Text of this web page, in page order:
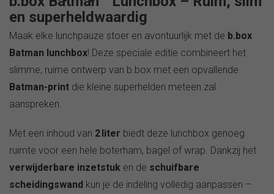
en superheldwaardig
Maak elke lunchpauze stoer en avontuurlijk met de b.box
Batman lunchbox! Deze speciale editie combineert het
slimme, ruime ontwerp van b.box met een opvallende
Batman-print die kleine superhelden meteen zal
aanspreken.
Met een inhoud van 2 liter biedt deze lunchbox genoeg
ruimte voor een hele boterham, bagel of wrap. Dankzij het
verwijderbare inzetstuk en de schuifbare
scheidingswand kun je de indeling volledig aanpassen –